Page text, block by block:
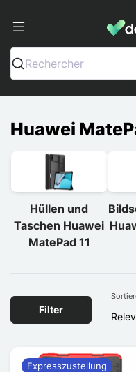
Rechercher
Huawei
Hüllen und
Taschen Huawei
MatePad 11
Filter
Expresszustellung